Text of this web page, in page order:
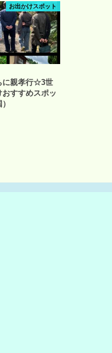
お出かけスポット
に親孝行☆3世
すすめスポッ